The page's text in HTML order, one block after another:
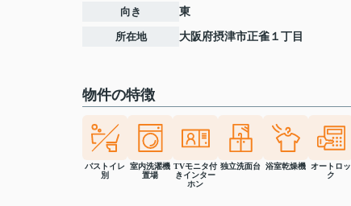
向き 東
所在地 大阪府摂津市正雀 １丁目
物件の特徴
バストイレ
別
室内洗濯機
置場
TVモニタ付
きインター
ホン
独立洗面台 浴室乾燥機
オートロッ
ク